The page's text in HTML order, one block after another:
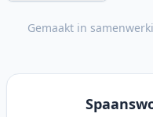
Gemaakt in